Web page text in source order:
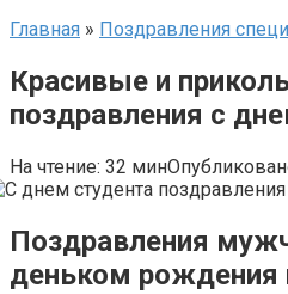
Главная » Поздравления
Красивые и
поздравления с
На чтение: 32 мин
Поздравления
деньком рождения